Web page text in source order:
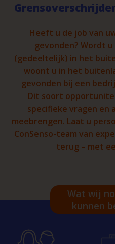
Heeft u de job van
gevonden? Wordt
(gedeeltelijk) in het
woont u in het
gevonden bij een
Dit soort
specifieke vragen en
meebrengen. Laat u
ConSenso-team van
terug – met
Wat wij
kunnen